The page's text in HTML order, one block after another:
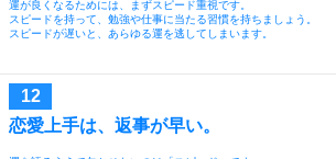
運が良くなるためには、まずスピード重視です。
スピードを持って、勉強や仕事に当たる習慣を持ちましょう。
スピードが遅いと、あらゆる運を逃してしまいます。
恋愛上手は、返事が早い。